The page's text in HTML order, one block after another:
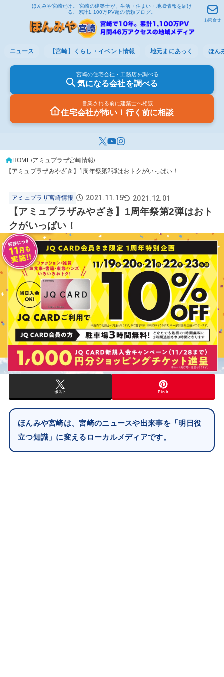
ほんみや宮崎だけ。 宮崎の建築士が、生活・住まい・地域情報を届け
る、累計1,100万PV超の信頼ブログ。
ニュース 【宮崎】くらし・イベント情報 地元まにあっく ほん
宮崎の住宅会社・工務店を調べる
気になる会社を調べる
営業される前に建築士へ相談
住宅会社が怖い！行く前に相談
お問合せ
HOME アミュプラザ宮崎情報
【アミュプラザみやざき】1周年祭第2弾はおトクがいっぱい！
アミュプラザ宮崎情報 2021.11.15 2021.12.01
【アミュプラザみやざき】1周年祭第2弾はおト
クがいっぱい！
ポスト Pin it
ほんみや宮崎は、宮崎のニュースや出来事を「明日役
立つ知識」に変えるローカルメディアです。